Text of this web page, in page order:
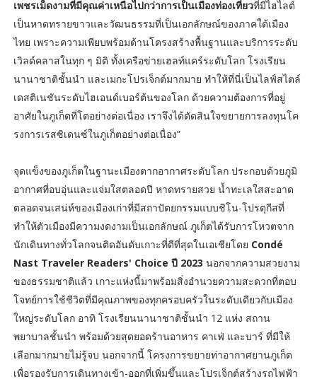
เพชรเม็ดงามที่มีคุณค่าเหนือไปกว่าการเป็นเมืองท่องเที่ยวที่มีไฮไลต์
เป็นหาดทรายขาวและวัฒนธรรมที่เป็นเอกลักษณ์ของภาคใต้เมือง
ไทย เพราะความเพียบพร้อมด้านโครงสร้างพื้นฐานและบริการระดับ
เวิลด์คลาสในทุก ๆ มิติ ทั้งเครือข่ายเฮลท์แคร์ระดับโลก โรงเรียน
นานาชาติชั้นนำ และเมกะโปรเจ็กต์มากมาย ทำให้ที่นี่เป็นไลฟ์สไตล์
เดสติเนชันระดับไฮเอนด์เบอร์ต้นของโลก ด้วยความต้องการที่อยู่
อาศัยในภูเก็ตที่โตอย่างต่อเนื่อง เราจึงได้ตัดสินใจขยายการลงทุนโค
รงการเรสซิเดนซ์ในภูเก็ตอย่างต่อเนื่อง”
จุดแข็งของภูเก็ตในฐานะเมืองตากอากาศระดับโลก ประกอบด้วยภูมิ
อากาศที่อบอุ่นและแจ่มใสตลอดปี หาดทรายสวย น้ำทะเลใสสะอาด
ตลอดจนเสน่ห์ของเมืองเก่าที่มีสถาปัตยกรรมแบบชิโน-โปรตุกีสที่
ทำให้ตัวเมืองมีความงดงามเป็นเอกลักษณ์ ภูเก็ตได้รับการโหวตจาก
นักเดินทางทั่วโลกจนติดอันดับเกาะที่ดีที่สุดในเอเชียโดย Condé
Nast Traveler Readers' Choice ปี 2023 นอกจากความสวยงาม
ของธรรมชาติแล้ว เกาะแห่งนี้มาพร้อมสิ่งอำนวยความสะดวกที่ตอบ
โจทย์การใช้ชีวิตที่มีคุณภาพของทุกครอบครัวในระดับเดียวกับเมือง
ใหญ่ระดับโลก อาทิ โรงเรียนนานาชาติชั้นนำ 12 แห่ง สถาน
พยาบาลชั้นนำ พร้อมด้วยสุดยอดร้านอาหาร คาเฟ่ และบาร์ ที่มีให้
เลือกมากมายไม่รู้จบ นอกจากนี้ โครงการขยายท่าอากาศยานภูเก็ต
เพื่อรองรับการเดินทางเข้า-ออกที่เพิ่มขึ้นและโปรเจ็กต์สร้างรถไฟฟ้า